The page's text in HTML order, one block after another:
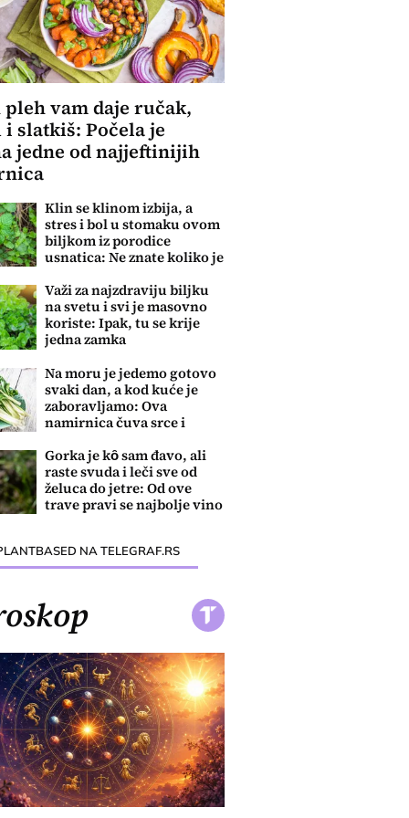
pleh vam daje ručak,
slatkiš: Počela je
jedne od najjeftinijih
Klin se klinom izbija, a
stres i bol u stomaku ovom
biljkom iz porodice
usnatica: Ne znate koliko je
Važi za najzdraviju biljku
na svetu i svi je masovno
koriste: Ipak, tu se krije
jedna zamka
Na moru je jedemo gotovo
svaki dan, a kod kuće je
zaboravljamo: Ova
namirnica čuva srce i
Gorka je kȏ sam đavo, ali
raste svuda i leči sve od
želuca do jetre: Od ove
trave pravi se najbolje vino
NA TELEGRAF.RS